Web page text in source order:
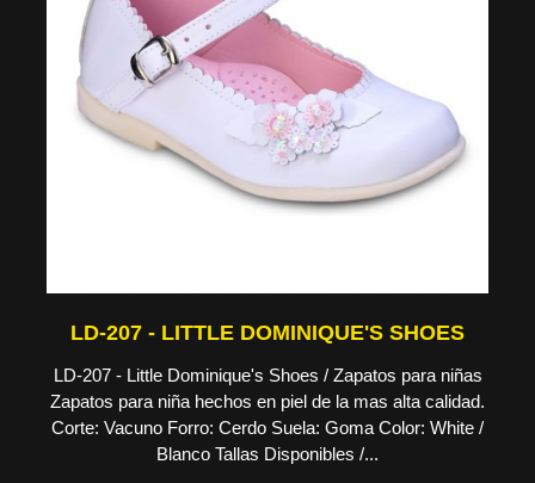
LD-207 - LITTLE DOMINIQUE'S SHOES
LD-207 - Little Dominique's Shoes / Zapatos para niñas
Zapatos para niña hechos en piel de la mas alta calidad.
Corte: Vacuno Forro: Cerdo Suela: Goma Color: White /
Blanco Tallas Disponibles /...